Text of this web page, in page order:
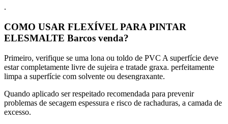
.
COMO USAR FLEXÍVEL PARA PINTAR
ELESMALTE Barcos venda?
Primeiro, verifique se uma lona ou toldo de PVC A superfície deve
estar completamente livre de sujeira e tratade graxa. perfeitamente
limpa a superfície com solvente ou desengraxante.
Quando aplicado ser respeitado recomendada para prevenir
problemas de secagem espessura e risco de rachaduras, a camada de
excesso.